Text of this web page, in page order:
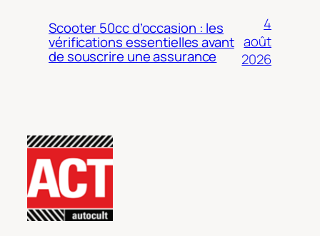
Scooter 50cc d’occasion : les
vérifications essentielles avant
de souscrire une assurance
4
août
2026